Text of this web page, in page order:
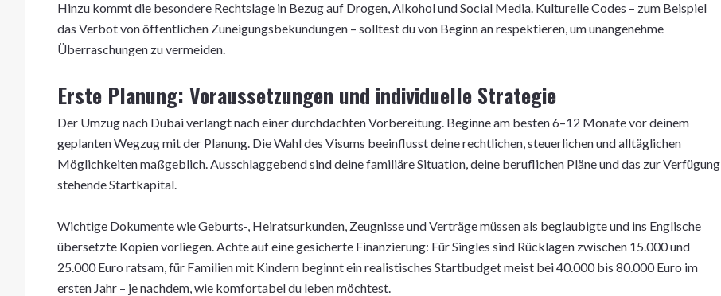
Hinzu kommt die besondere Rechtslage in Bezug auf Drogen, Alkohol und Social Media. Kulturelle Codes – zum Beispiel
das Verbot von öffentlichen Zuneigungsbekundungen – solltest du von Beginn an respektieren, um unangenehme
Überraschungen zu vermeiden.
Erste Planung: Voraussetzungen und individuelle Strategie
Der Umzug nach Dubai verlangt nach einer durchdachten Vorbereitung. Beginne am besten 6–12 Monate vor deinem
geplanten Wegzug mit der Planung. Die Wahl des Visums beeinflusst deine rechtlichen, steuerlichen und alltäglichen
Möglichkeiten maßgeblich. Ausschlaggebend sind deine familiäre Situation, deine beruflichen Pläne und das zur Verfügung
stehende Startkapital.
Wichtige Dokumente wie Geburts-, Heiratsurkunden, Zeugnisse und Verträge müssen als beglaubigte und ins Englische
übersetzte Kopien vorliegen. Achte auf eine gesicherte Finanzierung: Für Singles sind Rücklagen zwischen 15.000 und
25.000 Euro ratsam, für Familien mit Kindern beginnt ein realistisches Startbudget meist bei 40.000 bis 80.000 Euro im
ersten Jahr – je nachdem, wie komfortabel du leben möchtest.